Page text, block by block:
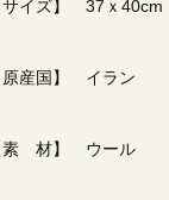
サイズ】 37ｘ40cm
原産国】 イラン
素 材】 ウール